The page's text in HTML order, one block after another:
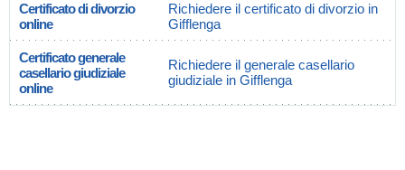
Certificato di divorzio
online
Richiedere il certificato di divorzio in
Gifflenga
Certificato generale
casellario giudiziale
online
Richiedere il generale casellario
giudiziale in Gifflenga